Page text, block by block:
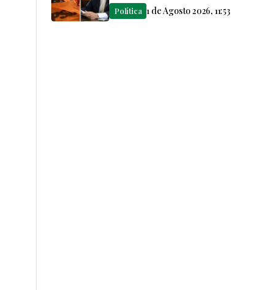
Política 1 de Agosto 2026, 11:53